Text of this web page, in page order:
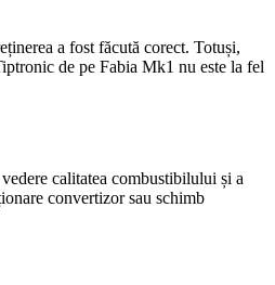
a fost făcută corect. Totuși,
de pe Fabia Mk1 nu este la fel
calitatea combustibilului și a
convertizor sau schimb